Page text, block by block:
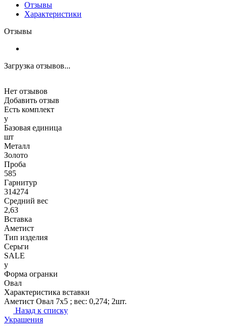
Отзывы
Характеристики
Отзывы
Загрузка отзывов...
Нет отзывов
Добавить отзыв
Есть комплект
y
Базовая единица
шт
Металл
Золото
Проба
585
Гарнитур
314274
Средний вес
2,63
Вставка
Аметист
Тип изделия
Серьги
SALE
y
Форма огранки
Овал
Характеристика вставки
Аметист Овал 7х5 ; вес: 0,274; 2шт.
Назад к списку
Украшения